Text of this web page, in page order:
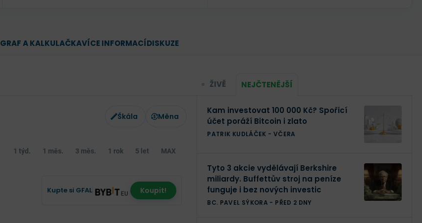
GRAF A KALKULAČKAVÍCE INFORMACÍDISKUZE
Škála Měna
1 týd. 1 měs. 3 měs. 1 rok 5 let MAX
Kupte si GFAL Koupit!
ŽIVĚ NEJČTENĚJŠÍ
Kam investovat 100 000 Kč? Spořicí
účet poráží Bitcoin i zlato
PATRIK KUDLÁČEK - VČERA
Tyto 3 akcie vydělávají Berkshire
miliardy. Buffettův stroj na peníze
funguje i bez nových investic
BC. PAVEL SÝKORA - PŘED 2 DNY